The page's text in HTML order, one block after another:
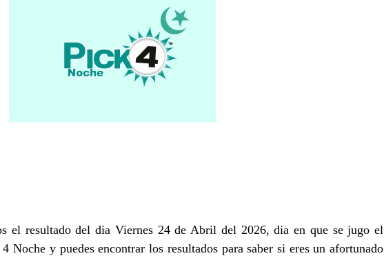
el resultado del dia Viernes 24 de Abril del 2026, dia en que se jugo el
Noche y puedes encontrar los resultados para saber si eres un afortunado